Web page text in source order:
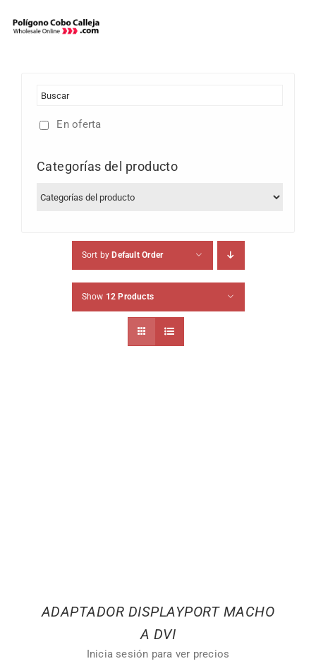
En oferta
Categorías del producto
Sort by Default Order
Show 12 Products
ADAPTADOR DISPLAYPORT MACHO
A DVI
Inicia sesión para ver precios